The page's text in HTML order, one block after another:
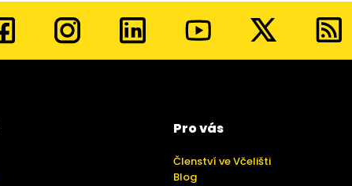
Pro vás
Členství ve Včelišti
Blog